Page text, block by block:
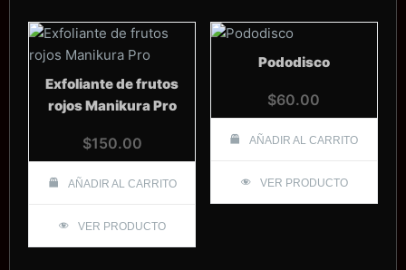
Exfoliante de frutos
rojos Manikura Pro
$150.00
AÑADIR AL CARRITO
VER PRODUCTO
Pododisco
$60.00
AÑADIR AL CARRITO
VER PRODUCTO